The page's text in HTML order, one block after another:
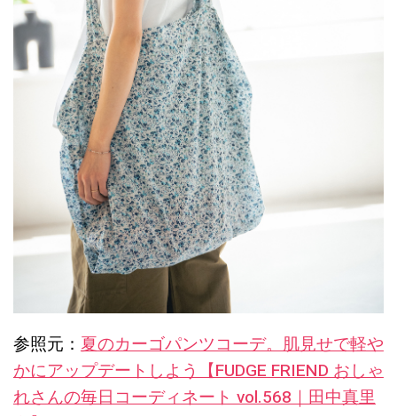
参照元： 夏のカーゴパンツコーデ。肌見せで軽や
かにアップデートしよう【FUDGE FRIEND おしゃ
れさんの毎日コーディネート vol.568｜田中真里